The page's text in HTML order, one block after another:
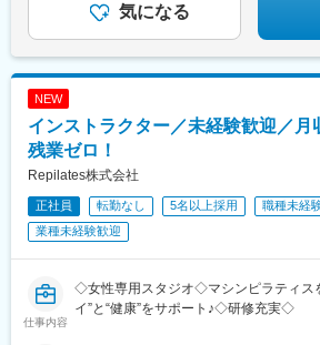
気になる
NEW
インストラクター／未経験歓迎／月
残業ゼロ！
Repilates株式会社
正社員 転勤なし 5名以上採用
職種未経
業種未経験歓迎
仕事内容
◇女性専用スタジオ◇マシンピラティス
イ”と“健康”をサポート♪◇研修充実◇